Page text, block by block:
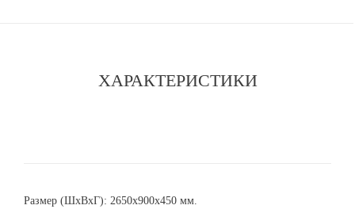
ХАРАКТЕРИСТИКИ
Размер (ШхВхГ): 2650х900х450 мм.